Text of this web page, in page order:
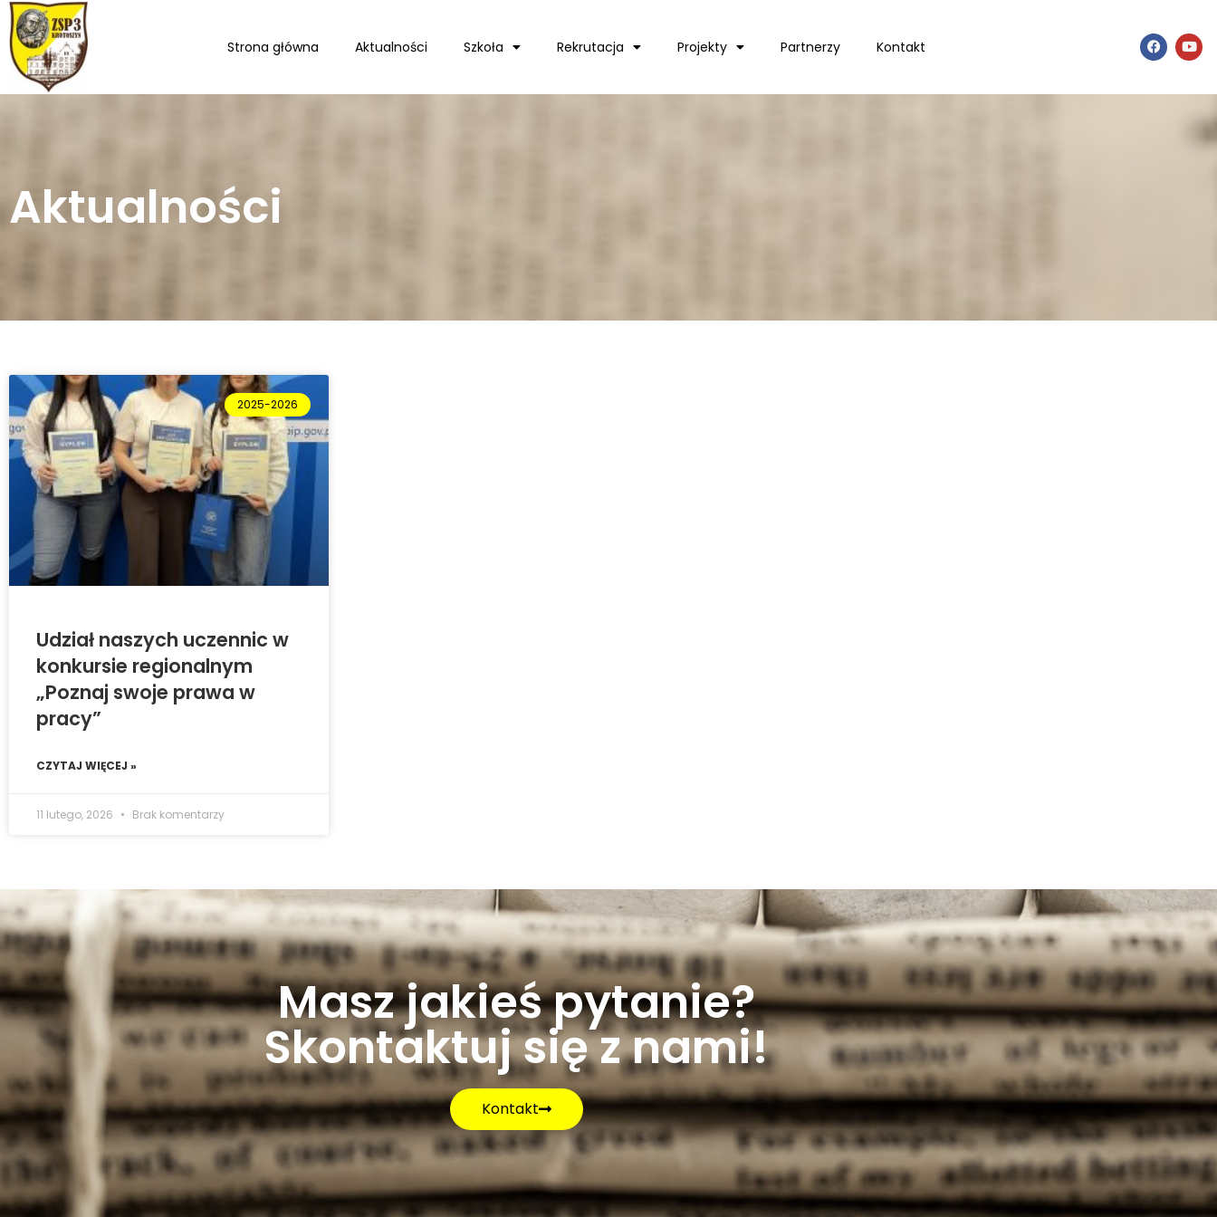
Strona główna Aktualności Szkoła Rekrutacja Projekty Partnerzy Kontakt
Aktualności
2025-2026
Udział naszych uczennic w
konkursie regionalnym
„Poznaj swoje prawa w
pracy”
CZYTAJ WIĘCEJ »
11 lutego, 2026 Brak komentarzy
Masz jakieś pytanie?
Skontaktuj się z nami!
Kontakt